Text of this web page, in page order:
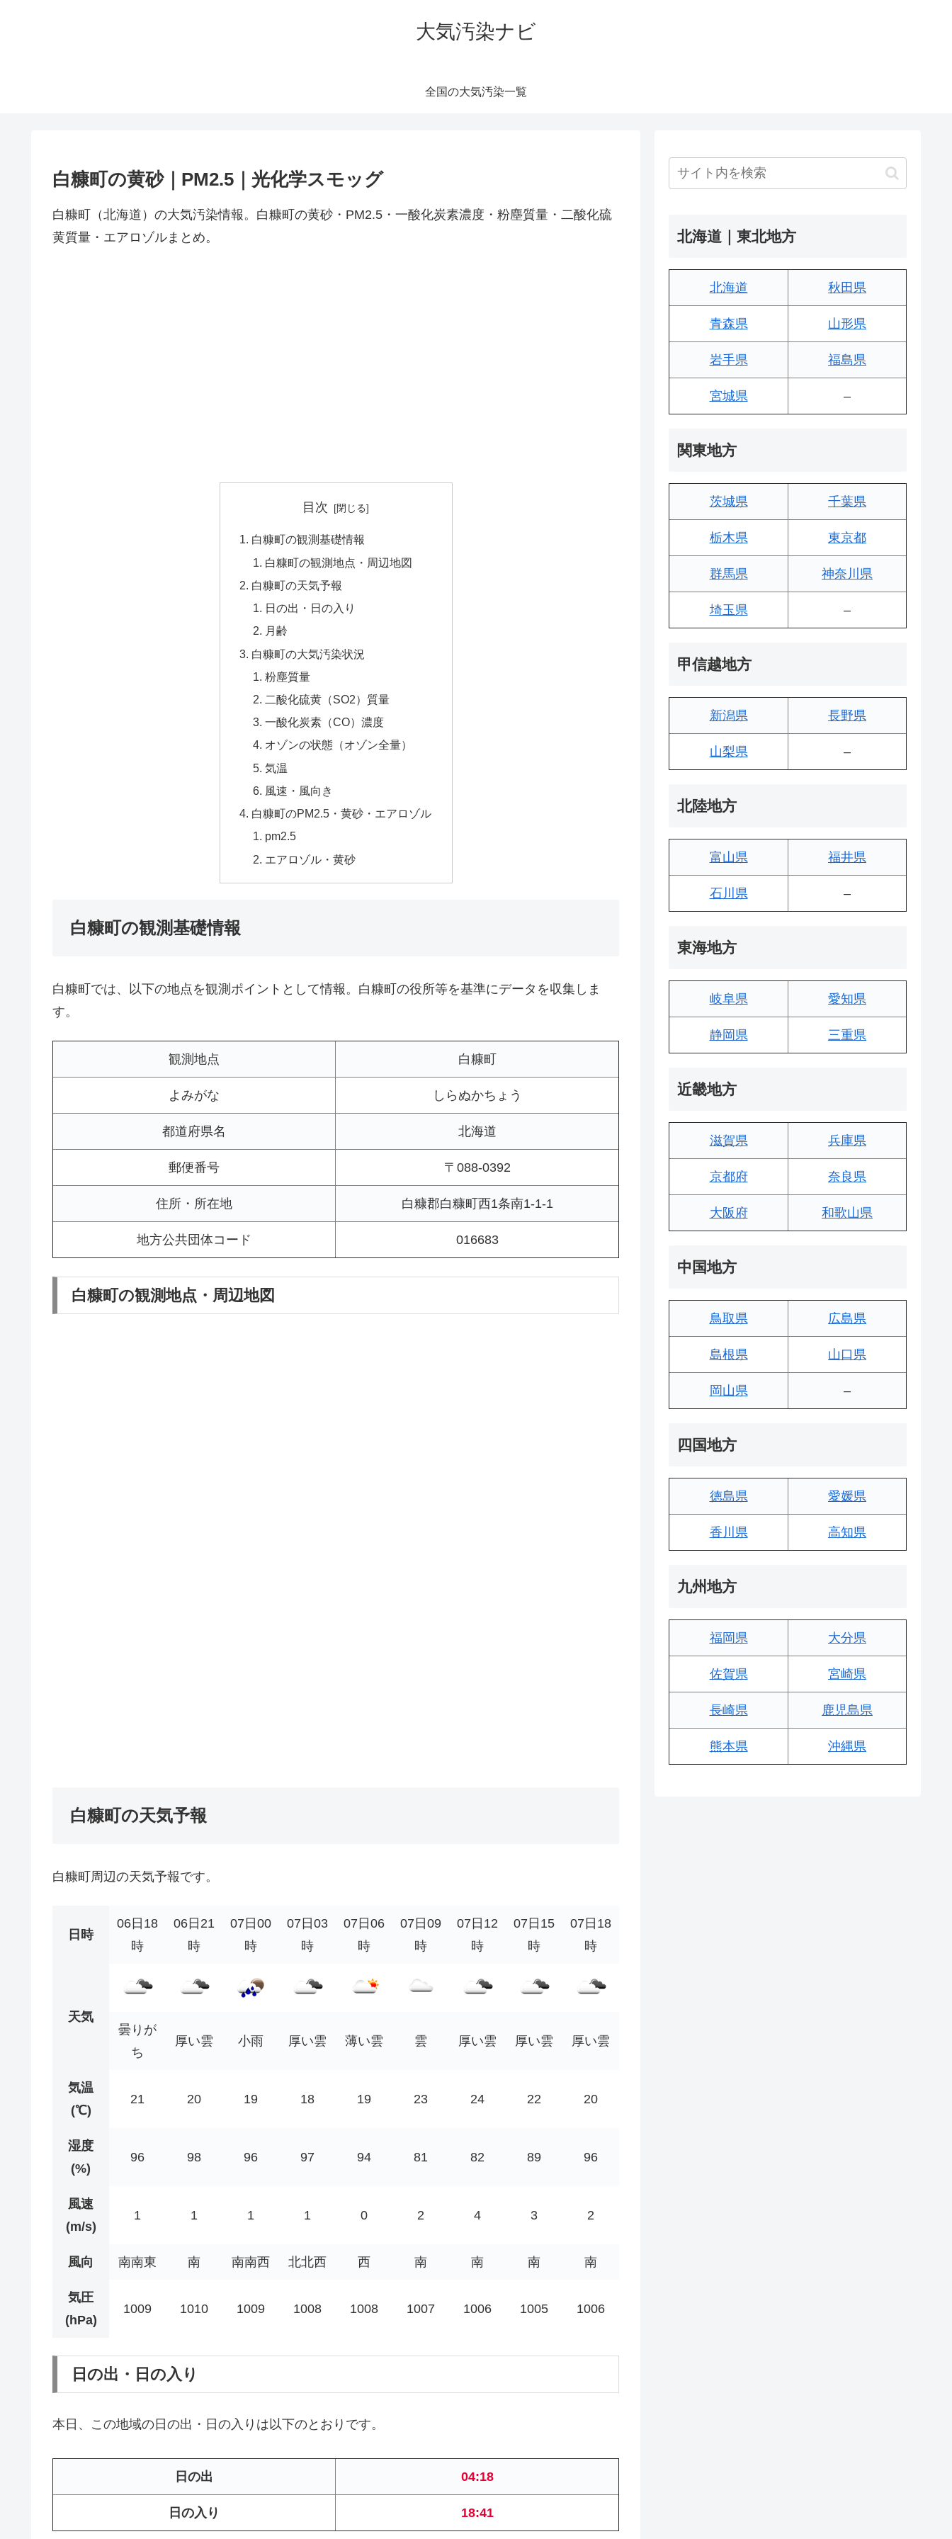
大気汚染ナビ
全国の大気汚染一覧
白糠町の黄砂｜PM2.5｜光化学スモッグ
白糠町（北海道）の大気汚染情報。白糠町の黄砂・PM2.5・一酸化炭素濃度・粉塵質量・二酸化硫
黄質量・エアロゾルまとめ。
目次
白糠町の観測基礎情報
白糠町の観測地点・周辺地図
白糠町の天気予報
日の出・日の入り
月齢
白糠町の大気汚染状況
粉塵質量
二酸化硫黄（SO2）質量
一酸化炭素（CO）濃度
オゾンの状態（オゾン全量）
気温
風速・風向き
白糠町のPM2.5・黄砂・エアロゾル
pm2.5
エアロゾル・黄砂
白糠町の観測基礎情報
白糠町では、以下の地点を観測ポイントとして情報。白糠町の役所等を基準にデータを収集しま
す。
観測地点 白糠町
よみがな しらぬかちょう
都道府県名 北海道
郵便番号 〒088-0392
住所・所在地 白糠郡白糠町西1条南1-1-1
地方公共団体コード 016683
白糠町の観測地点・周辺地図
白糠町の天気予報
白糠町周辺の天気予報です。
日時
06日18
時
06日21
時
07日00
時
07日03
時
07日06
時
07日09
時
07日12
時
07日15
時
07日18
時
天気
曇りが
ち
厚い雲 小雨 厚い雲 薄い雲 雲 厚い雲 厚い雲 厚い雲
気温
(℃)
21 20 19 18 19 23 24 22 20
湿度
(%)
96 98 96 97 94 81 82 89 96
風速
(m/s)
1 1 1 1 0 2 4 3 2
風向 南南東 南 南南西 北北西 西 南 南 南 南
気圧
(hPa)
1009 1010 1009 1008 1008 1007 1006 1005 1006
日の出・日の入り
本日、この地域の日の出・日の入りは以下のとおりです。
日の出 04:18
日の入り 18:41
北海道｜東北地方
北海道 秋田県
青森県 山形県
岩手県 福島県
宮城県 –
関東地方
茨城県 千葉県
栃木県 東京都
群馬県 神奈川県
埼玉県 –
甲信越地方
新潟県 長野県
山梨県 –
北陸地方
富山県 福井県
石川県 –
東海地方
岐阜県 愛知県
静岡県 三重県
近畿地方
滋賀県 兵庫県
京都府 奈良県
大阪府 和歌山県
中国地方
鳥取県 広島県
島根県 山口県
岡山県 –
四国地方
徳島県 愛媛県
香川県 高知県
九州地方
福岡県 大分県
佐賀県 宮崎県
長崎県 鹿児島県
熊本県 沖縄県